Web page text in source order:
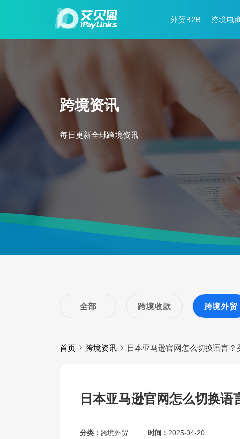
外贸B2B 跨境电
跨境资讯
每日更新全球跨境资讯
全部 跨境收款 跨境外贸
首页 跨境资讯 日本亚马逊官网怎么切换语言？
日本亚马逊官网怎么切换
分类： 跨境外贸 时间： 2025-04-20